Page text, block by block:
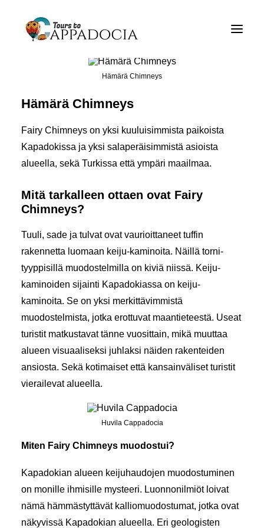
Yksityinen Cappadocia Tours
Cappadocia -matkailupaketit
noin
Yhteydenotto
Hämärä Chimneys
Hämärä Chimneys
Fairy Chimneys on yksi kuuluisimmista paikoista
Kapadokissa ja yksi salaperäisimmistä asioista
alueella, sekä Turkissa että ympäri maailmaa.
Mitä tarkalleen ottaen ovat Fairy
Chimneys?
Tuuli, sade ja tulvat ovat vaurioittaneet tuffin
rakennetta luomaan keiju-kaminoita. Näillä torni-
tyyppisillä muodostelmilla on kiviä niissä. Keiju-
kaminoiden sijainti Kapadokiassa on keiju-
kaminoita. Se on yksi merkittävimmistä
muodostelmista, jotka erottuvat maantieteestä. Useat
turistit matkustavat tänne vuosittain, mikä muuttaa
alueen visuaaliseksi juhlaksi näiden rakenteiden
ansiosta. Sekä kotimaiset että kansainväliset turistit
vierailevat alueella.
Huvila Cappadocia
Miten Fairy Chimneys muodostui?
Kapadokian alueen keijuhaudojen muodostuminen
on monille ihmisille mysteeri. Luonnonilmiöt loivat
nämä hämmästyttävät kalliomuodostumat, jotka ovat
näkyvissä Kapadokian alueella. Eri geologisten